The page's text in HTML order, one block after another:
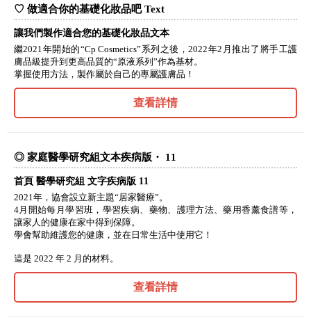
♡ 做適合你的基礎化妝品吧 Text
讓我們製作適合您的基礎化妝品文本
繼2021年開始的“Cp Cosmetics”系列之後，2022年2月推出了將手工護
膚品級提升到更高品質的“原液系列”作為基材。
掌握使用方法，製作屬於自己的專屬護膚品！
查看詳情
◎ 家庭醫學研究組文本疾病版・ 11
首頁 醫學研究組 文字疾病版 11
2021年，協會設立新主題“居家醫療”。
4月開始每月學習班，學習疾病、藥物、護理方法、藥用香薰食譜等，
讓家人的健康在家中得到保障。
學會幫助維護您的健康，並在日常生活中使用它！
這是 2022 年 2 月的材料。
查看詳情